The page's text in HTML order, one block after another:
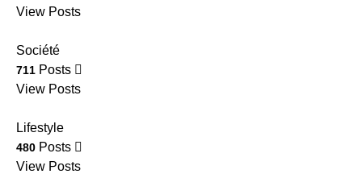
View Posts
Société
711 Posts
View Posts
Lifestyle
480 Posts
View Posts